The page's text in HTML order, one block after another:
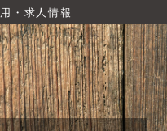
・求人情報